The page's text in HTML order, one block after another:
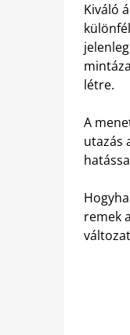
Kiváló
létre.
A
utazás
remek